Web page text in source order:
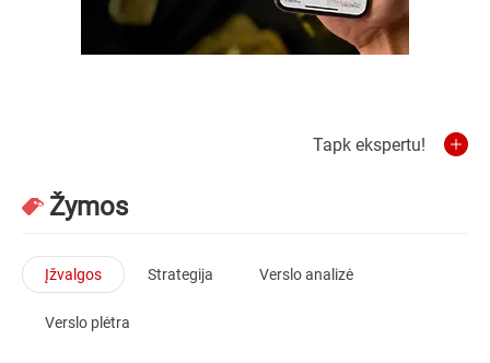
Tapk ekspertu!
Žymos
Įžvalgos Strategija Verslo analizė
Verslo plėtra